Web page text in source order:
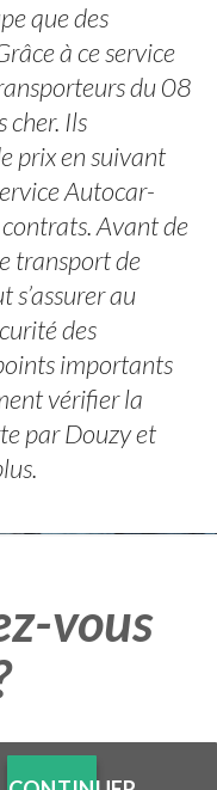
que des
à ce service
du 08
cher. Ils
prix en suivant
Autocar-
Avant de
transport de
au
des
importants
vérifier la
par Douzy et
vous